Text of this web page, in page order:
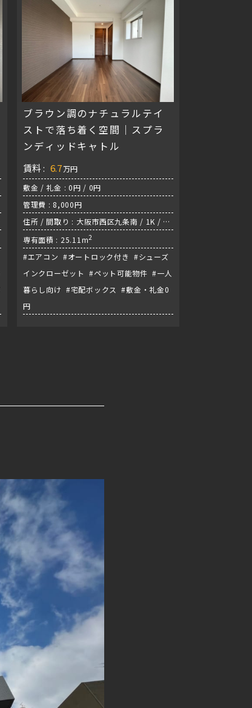
ブラウン調のナチュラルテイ
ストで落ち着く空間｜スプラ
ンディッドキャトル
賃料 : 6.7万円
敷金 / 礼金 : 0円 / 0円
管理費 : 8,000円
住所 / 間取り : 大阪市西区九条南 / 1K / 阪
神なんば線『九条駅』
専有面積 : 25.11m2
#エアコン #オートロック付き #シューズ
インクローゼット #ペット可能物件 #一人
暮らし向け #宅配ボックス #敷金・礼金0
円